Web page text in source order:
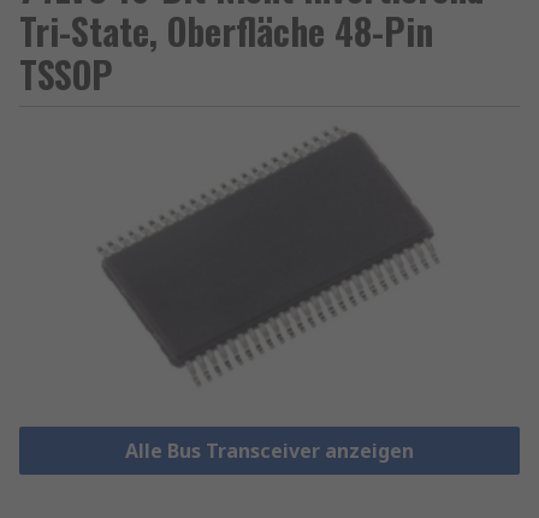
Tri-State, Oberfläche 48-Pin
TSSOP
Alle Bus Transceiver anzeigen